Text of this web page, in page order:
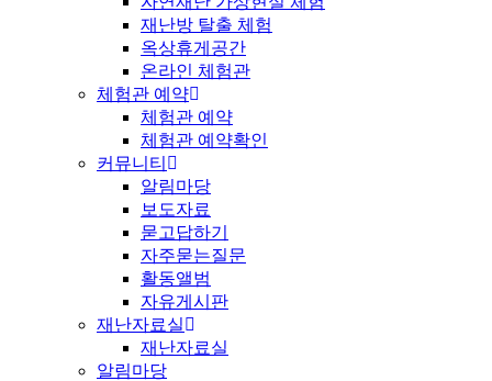
재난방 탈출 체험
옥상휴게공간
온라인 체험관
체험관 예약
체험관 예약
체험관 예약확인
커뮤니티
알림마당
보도자료
묻고답하기
자주묻는질문
활동앨범
자유게시판
재난자료실
재난자료실
알림마당